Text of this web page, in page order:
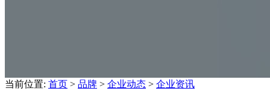
当前位置: 首页 > 品牌 > 企业动态 > 企业资讯